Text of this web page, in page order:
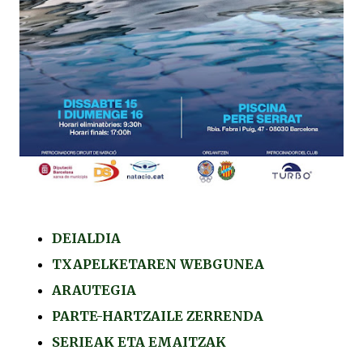
DEIALDIA
TXAPELKETAREN WEBGUNEA
ARAUTEGIA
PARTE-HARTZAILE ZERRENDA
SERIEAK ETA EMAITZAK